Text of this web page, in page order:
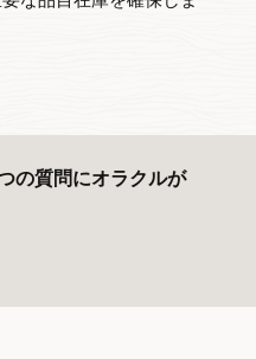
の質問にオラクルが